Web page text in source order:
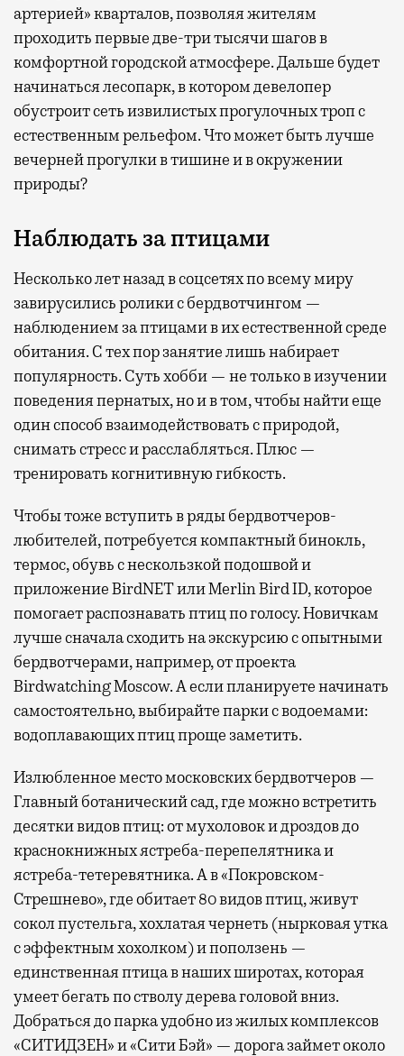
артерией» кварталов, позволяя жителям
проходить первые две-три тысячи шагов в
комфортной городской атмосфере. Дальше будет
начинаться лесопарк, в котором девелопер
обустроит сеть извилистых прогулочных троп с
естественным рельефом. Что может быть лучше
вечерней прогулки в тишине и в окружении
природы?
Наблюдать за птицами
Несколько лет назад в соцсетях по всему миру
завирусились ролики с бердвотчингом —
наблюдением за птицами в их естественной среде
обитания. С тех пор занятие лишь набирает
популярность. Суть хобби — не только в изучении
поведения пернатых, но и в том, чтобы найти еще
один способ взаимодействовать с природой,
снимать стресс и расслабляться. Плюс —
тренировать когнитивную гибкость.
Чтобы тоже вступить в ряды бердвотчеров-
любителей, потребуется компактный бинокль,
термос, обувь с нескользкой подошвой и
приложение BirdNET или Merlin Bird ID, которое
помогает распознавать птиц по голосу. Новичкам
лучше сначала сходить на экскурсию с опытными
бердвотчерами, например, от проекта
Birdwatching Moscow. А если планируете начинать
самостоятельно, выбирайте парки с водоемами:
водоплавающих птиц проще заметить.
Излюбленное место московских бердвотчеров —
Главный ботанический сад, где можно встретить
десятки видов птиц: от мухоловок и дроздов до
краснокнижных ястреба-перепелятника и
ястреба-тетеревятника. А в «Покровском-
Стрешнево», где обитает 80 видов птиц, живут
сокол пустельга, хохлатая чернеть (нырковая утка
с эффектным хохолком) и поползень —
единственная птица в наших широтах, которая
умеет бегать по стволу дерева головой вниз.
Добраться до парка удобно из жилых комплексов
«СИТИДЗЕН» и «Сити Бэй» — дорога займет около